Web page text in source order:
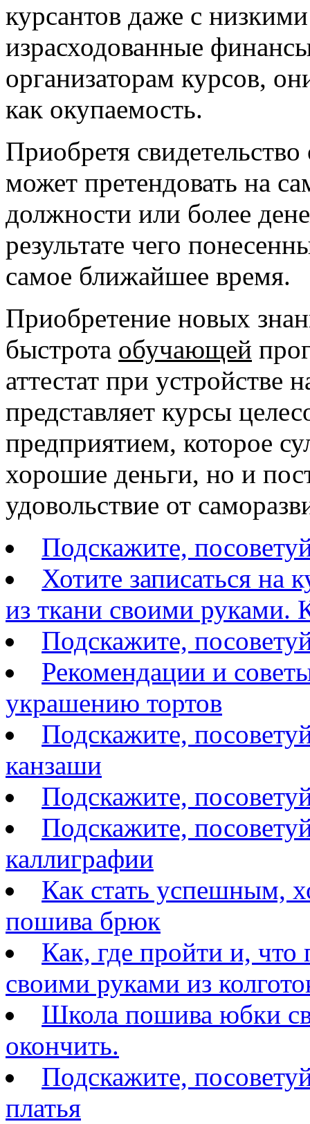
курсантов даже с
израсходованные
организаторам курсов,
как окупаемость.
Приобретя
может претендовать на
должности или более
результате чего
самое ближайшее время.
Приобретение новых
быстрота обучающей
аттестат при устройстве
представляет курсы
предприятием, которое
хорошие деньги, но и
удовольствие от
Подскажите,
Хотите записаться на
из ткани своими руками.
Подскажите,
Рекомендации и
украшению тортов
Подскажите,
канзаши
Подскажите,
Подскажите,
каллиграфии
Как стать успешным,
пошива брюк
Как, где пройти и,
своими руками из
Школа пошива юбки
окончить.
Подскажите,
платья